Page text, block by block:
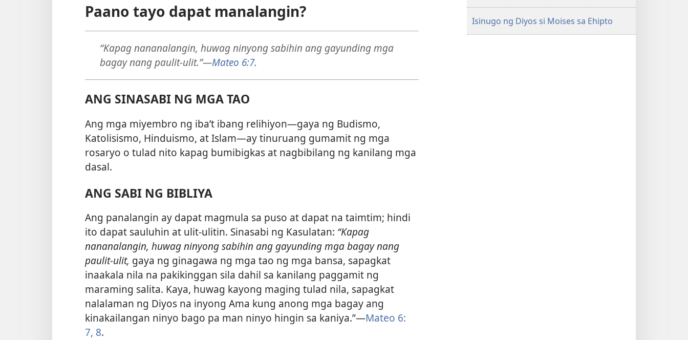
Paano tayo dapat manalangin?
“Kapag nananalangin, huwag ninyong sabihin ang gayunding mga
bagay nang paulit-ulit.”—Mateo 6:7.
ANG SINASABI NG MGA TAO
Ang mga miyembro ng iba’t ibang relihiyon—gaya ng Budismo,
Katolisismo, Hinduismo, at Islam—ay tinuruang gumamit ng mga
rosaryo o tulad nito kapag bumibigkas at nagbibilang ng kanilang mga
dasal.
ANG SABI NG BIBLIYA
Ang panalangin ay dapat magmula sa puso at dapat na taimtim; hindi
ito dapat sauluhin at ulit-ulitin. Sinasabi ng Kasulatan: “Kapag
nananalangin, huwag ninyong sabihin ang gayunding mga bagay nang
paulit-ulit, gaya ng ginagawa ng mga tao ng mga bansa, sapagkat
inaakala nila na pakikinggan sila dahil sa kanilang paggamit ng
maraming salita. Kaya, huwag kayong maging tulad nila, sapagkat
nalalaman ng Diyos na inyong Ama kung anong mga bagay ang
kinakailangan ninyo bago pa man ninyo hingin sa kaniya.”—Mateo 6:
7, 8.
Isinugo ng Diyos si Moises sa Ehipto